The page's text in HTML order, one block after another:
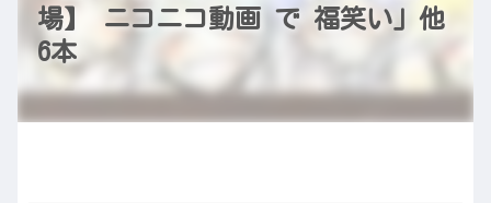
場】 ニコニコ動画 で 福笑い」他
6本